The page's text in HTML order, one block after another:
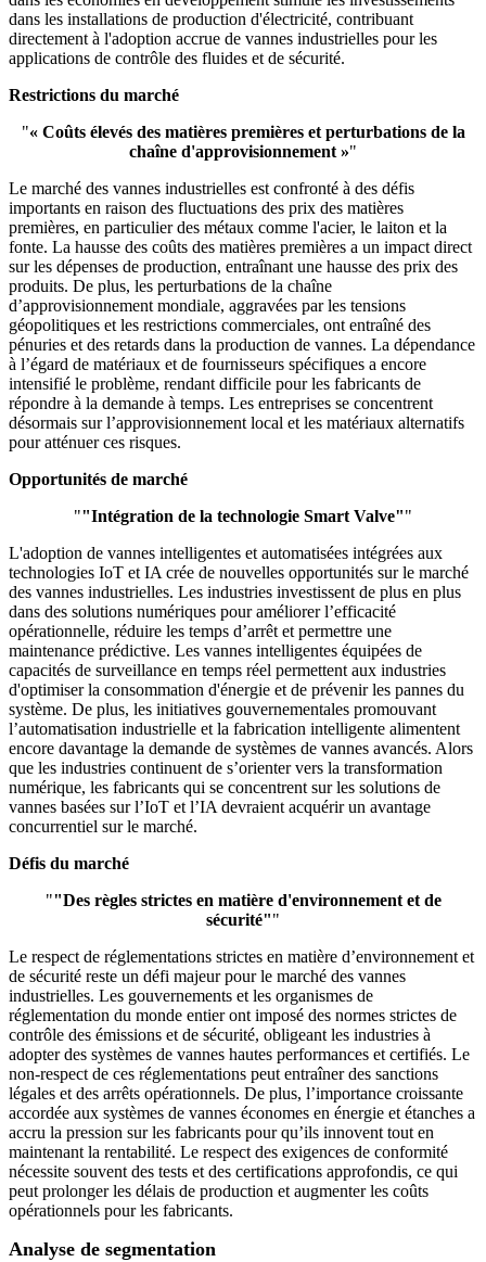
dans les installations de production d'électricité, contribuant
directement à l'adoption accrue de vannes industrielles pour les
applications de contrôle des fluides et de sécurité.
Restrictions du marché
"« Coûts élevés des matières premières et perturbations de la
chaîne d'approvisionnement »"
Le marché des vannes industrielles est confronté à des défis
importants en raison des fluctuations des prix des matières
premières, en particulier des métaux comme l'acier, le laiton et la
fonte. La hausse des coûts des matières premières a un impact direct
sur les dépenses de production, entraînant une hausse des prix des
produits. De plus, les perturbations de la chaîne
d’approvisionnement mondiale, aggravées par les tensions
géopolitiques et les restrictions commerciales, ont entraîné des
pénuries et des retards dans la production de vannes. La dépendance
à l’égard de matériaux et de fournisseurs spécifiques a encore
intensifié le problème, rendant difficile pour les fabricants de
répondre à la demande à temps. Les entreprises se concentrent
désormais sur l’approvisionnement local et les matériaux alternatifs
pour atténuer ces risques.
Opportunités de marché
""Intégration de la technologie Smart Valve""
L'adoption de vannes intelligentes et automatisées intégrées aux
technologies IoT et IA crée de nouvelles opportunités sur le marché
des vannes industrielles. Les industries investissent de plus en plus
dans des solutions numériques pour améliorer l’efficacité
opérationnelle, réduire les temps d’arrêt et permettre une
maintenance prédictive. Les vannes intelligentes équipées de
capacités de surveillance en temps réel permettent aux industries
d'optimiser la consommation d'énergie et de prévenir les pannes du
système. De plus, les initiatives gouvernementales promouvant
l’automatisation industrielle et la fabrication intelligente alimentent
encore davantage la demande de systèmes de vannes avancés. Alors
que les industries continuent de s’orienter vers la transformation
numérique, les fabricants qui se concentrent sur les solutions de
vannes basées sur l’IoT et l’IA devraient acquérir un avantage
concurrentiel sur le marché.
Défis du marché
""Des règles strictes en matière d'environnement et de
sécurité""
Le respect de réglementations strictes en matière d’environnement et
de sécurité reste un défi majeur pour le marché des vannes
industrielles. Les gouvernements et les organismes de
réglementation du monde entier ont imposé des normes strictes de
contrôle des émissions et de sécurité, obligeant les industries à
adopter des systèmes de vannes hautes performances et certifiés. Le
non-respect de ces réglementations peut entraîner des sanctions
légales et des arrêts opérationnels. De plus, l’importance croissante
accordée aux systèmes de vannes économes en énergie et étanches a
accru la pression sur les fabricants pour qu’ils innovent tout en
maintenant la rentabilité. Le respect des exigences de conformité
nécessite souvent des tests et des certifications approfondis, ce qui
peut prolonger les délais de production et augmenter les coûts
opérationnels pour les fabricants.
Analyse de segmentation